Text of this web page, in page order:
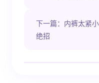
下一篇：内裤太紧
绝招